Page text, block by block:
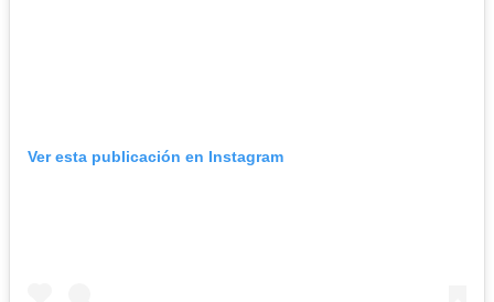
Ver esta publicación en Instagram